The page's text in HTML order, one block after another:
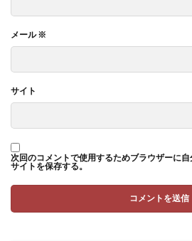
メール※
サイト
次回のコメントで使用するためブラウザーに自
サイトを保存する。